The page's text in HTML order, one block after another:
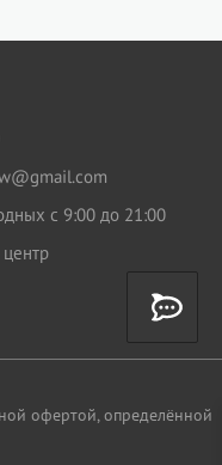
с 9:00 до 21:00
офертой, определённой